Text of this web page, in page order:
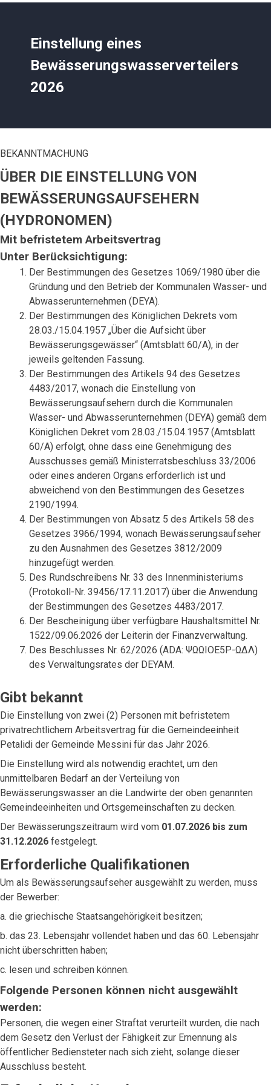
Einstellung eines
Bewässerungswasserverteilers
2026
BEKANNTMACHUNG
ÜBER DIE EINSTELLUNG VON
BEWÄSSERUNGSAUFSEHERN
(HYDRONOMEN)
Mit befristetem Arbeitsvertrag
Unter Berücksichtigung:
Der Bestimmungen des Gesetzes 1069/1980 über die
Gründung und den Betrieb der Kommunalen Wasser- und
Abwasserunternehmen (DEYA).
Der Bestimmungen des Königlichen Dekrets vom
28.03./15.04.1957 „Über die Aufsicht über
Bewässerungsgewässer“ (Amtsblatt 60/A), in der
jeweils geltenden Fassung.
Der Bestimmungen des Artikels 94 des Gesetzes
4483/2017, wonach die Einstellung von
Bewässerungsaufsehern durch die Kommunalen
Wasser- und Abwasserunternehmen (DEYA) gemäß dem
Königlichen Dekret vom 28.03./15.04.1957 (Amtsblatt
60/A) erfolgt, ohne dass eine Genehmigung des
Ausschusses gemäß Ministerratsbeschluss 33/2006
oder eines anderen Organs erforderlich ist und
abweichend von den Bestimmungen des Gesetzes
2190/1994.
Der Bestimmungen von Absatz 5 des Artikels 58 des
Gesetzes 3966/1994, wonach Bewässerungsaufseher
zu den Ausnahmen des Gesetzes 3812/2009
hinzugefügt werden.
Des Rundschreibens Nr. 33 des Innenministeriums
(Protokoll-Nr. 39456/17.11.2017) über die Anwendung
der Bestimmungen des Gesetzes 4483/2017.
Der Bescheinigung über verfügbare Haushaltsmittel Nr.
1522/09.06.2026 der Leiterin der Finanzverwaltung.
Des Beschlusses Nr. 62/2026 (ADA: ΨΩΩΙΟΕ5Ρ-ΩΔΛ)
des Verwaltungsrates der DEYAM.
Gibt bekannt
Die Einstellung von zwei (2) Personen mit befristetem
privatrechtlichem Arbeitsvertrag für die Gemeindeeinheit
Petalidi der Gemeinde Messini für das Jahr 2026.
Die Einstellung wird als notwendig erachtet, um den
unmittelbaren Bedarf an der Verteilung von
Bewässerungswasser an die Landwirte der oben genannten
Gemeindeeinheiten und Ortsgemeinschaften zu decken.
Der Bewässerungszeitraum wird vom 01.07.2026 bis zum
31.12.2026 festgelegt.
Erforderliche Qualifikationen
Um als Bewässerungsaufseher ausgewählt zu werden, muss
der Bewerber:
a. die griechische Staatsangehörigkeit besitzen;
b. das 23. Lebensjahr vollendet haben und das 60. Lebensjahr
nicht überschritten haben;
c. lesen und schreiben können.
Folgende Personen können nicht ausgewählt
werden:
Personen, die wegen einer Straftat verurteilt wurden, die nach
dem Gesetz den Verlust der Fähigkeit zur Ernennung als
öffentlicher Bediensteter nach sich zieht, solange dieser
Ausschluss besteht.